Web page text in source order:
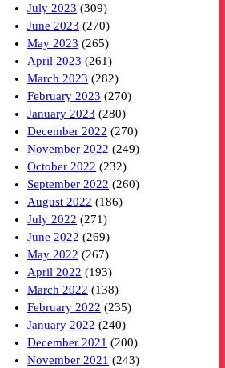
July 2023 (309)
June 2023 (270)
May 2023 (265)
April 2023 (261)
March 2023 (282)
February 2023 (270)
January 2023 (280)
December 2022 (270)
November 2022 (249)
October 2022 (232)
September 2022 (260)
August 2022 (186)
July 2022 (271)
June 2022 (269)
May 2022 (267)
April 2022 (193)
March 2022 (138)
February 2022 (235)
January 2022 (240)
December 2021 (200)
November 2021 (243)